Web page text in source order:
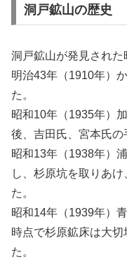
洞戸鉱山の歴史
洞戸鉱山が発見された
明治43年（1910年）
た。
昭和10年（1935年）
後、吉田氏、宮本氏の
昭和13年（1938年）
し、杉原坑を取りあ
た。
昭和14年（1939年）
時点で杉原鉱床は大
た。